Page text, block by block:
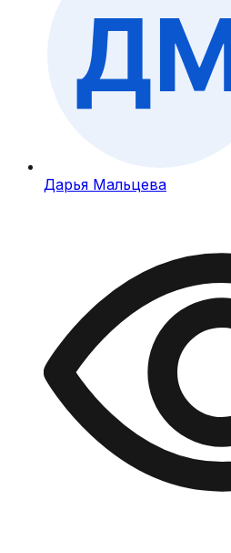
Дарья Мальцева